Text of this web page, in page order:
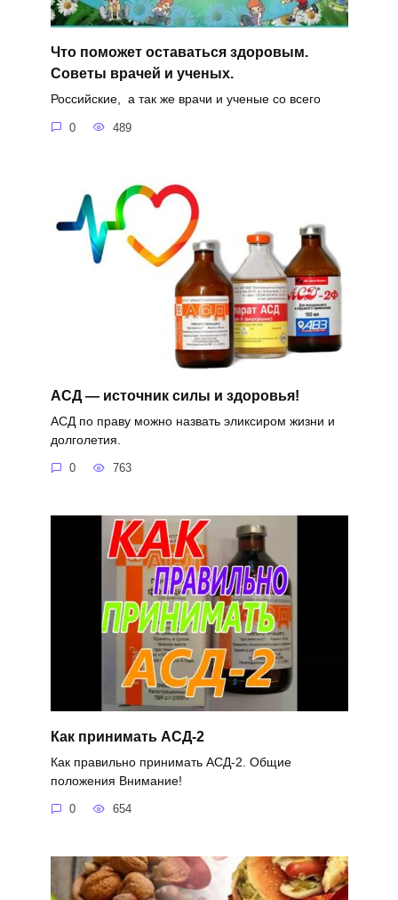
Что поможет оставаться здоровым.
Советы врачей и ученых.
Российские, а так же врачи и ученые со всего
0 489
АСД — источник силы и здоровья!
АСД по праву можно назвать эликсиром жизни и
долголетия.
0 763
Как принимать АСД-2
Как правильно принимать АСД-2. Общие
положения Внимание!
0 654